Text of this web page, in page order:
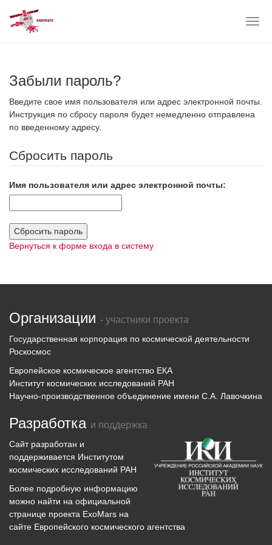
main
content
Забыли пароль?
Введите свое имя пользователя или адрес электронной почты.
Инструкция по сбросу пароля будет немедленно отправлена
по введенному адресу.
Сбросить пароль
Имя пользователя или адрес электронной почты:
Вернуться к форме входа в систему
Организации - участники проекта
Государственная корпорация по космической деятельности
Роскосмос
Европейское космическое агентство ЕКА
Институт космических исследований РАН
Научно-производственное объединение имени С.А. Лавочкина
Разработка и поддержка
Сайт разработан и
поддерживается Институтом
космических исследований РАН
Более подробную информацию
можно найти на официальной
странице проекта ExoMars на
сайте Европейского космического агентства